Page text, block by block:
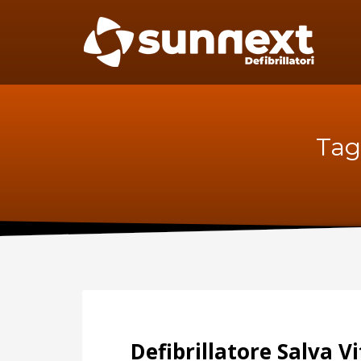
SUPPORTO
Telefono:
per il
Defibrillatore Salva